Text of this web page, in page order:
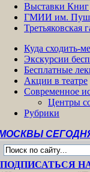
Выставки Книг
ГМИИ им.
Третьяковская
Куда сходить-
Экскурсии
Бесплатные
Акции в театре
Современное
Центры
Рубрики
>>
ПОДПИСАТЬСЯ